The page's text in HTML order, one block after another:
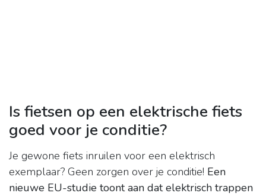
Is fietsen op een elektrische fiets
goed voor je conditie?
Je gewone fiets inruilen voor een elektrisch
exemplaar? Geen zorgen over je conditie! Een
nieuwe EU-studie toont aan dat elektrisch trappen